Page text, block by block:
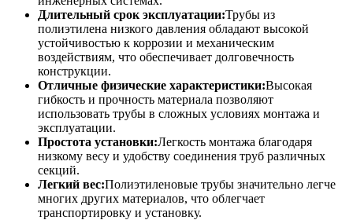
Длительный срок эксплуатации:Трубы из
полиэтилена низкого давления обладают высокой
устойчивостью к коррозии и механическим
воздействиям, что обеспечивает долговечность
конструкции.
Отличные физические характеристики:Высокая
гибкость и прочность материала позволяют
использовать трубы в сложных условиях монтажа и
эксплуатации.
Простота установки:Легкость монтажа благодаря
низкому весу и удобству соединения труб различных
секций.
Легкий вес:Полиэтиленовые трубы значительно легче
многих других материалов, что облегчает
транспортировку и установку.